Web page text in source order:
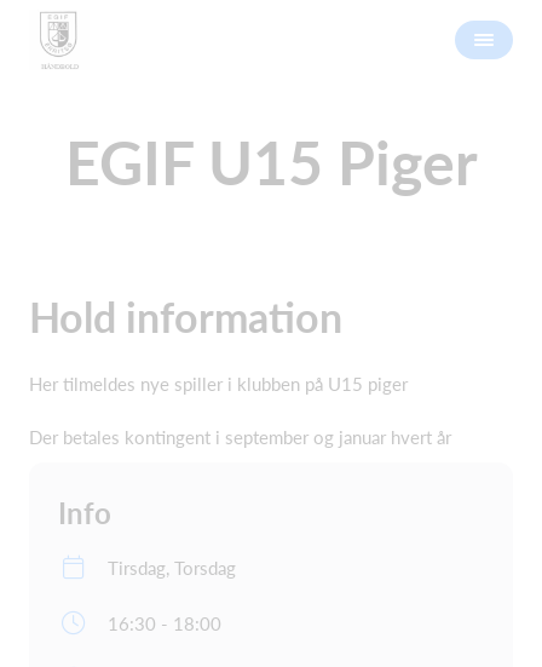
EGIF U15 Piger
Hold information
Her tilmeldes nye spiller i klubben på U15 piger
Der betales kontingent i september og januar hvert år
Info
Tirsdag, Torsdag
16:30 - 18:00